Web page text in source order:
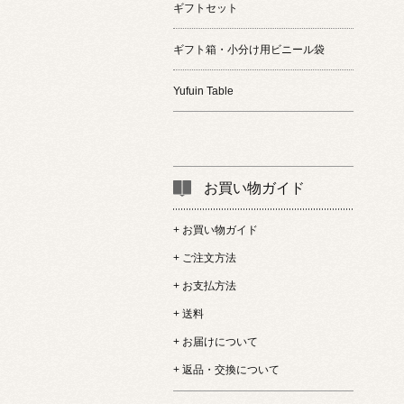
ギフトセット
ギフト箱・小分け用ビニール袋
Yufuin Table
お買い物ガイド
+ お買い物ガイド
+ ご注文方法
+ お支払方法
+ 送料
+ お届けについて
+ 返品・交換について